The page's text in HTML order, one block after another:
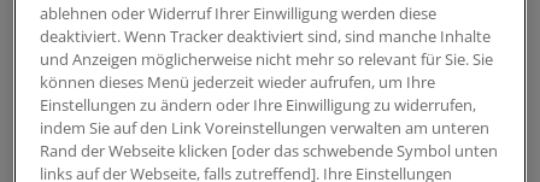
beteiligten Patienten förderte für die digitale rektale
Untersuchung zum hausärztlichen Screening auf
Prostatakarzinom eine eher magere Erfolgsrate zutage.
Die Diagnosen waren jeweils durch Biopsie bestätigt.
Qualität der Studien niedrig
ablehnen oder Widerruf Ihrer Einwilligung werden diese
deaktiviert. Wenn Tracker deaktiviert sind, sind manche Inhalte
und Anzeigen möglicherweise nicht mehr so relevant für Sie. Sie
können dieses Menü jederzeit wieder aufrufen, um Ihre
Einstellungen zu ändern oder Ihre Einwilligung zu widerrufen,
indem Sie auf den Link Voreinstellungen verwalten am unteren
Rand der Webseite klicken [oder das schwebende Symbol unten
links auf der Webseite, falls zutreffend]. Ihre Einstellungen